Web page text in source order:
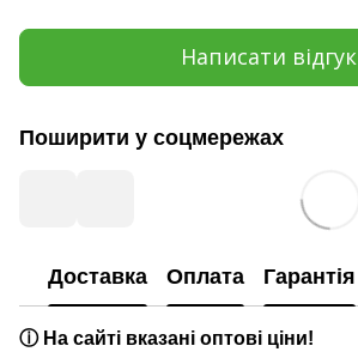
Написати відгук
Поширити у соцмережах
Доставка Оплата Гарантія
ⓘ На сайті вказані оптові ціни!